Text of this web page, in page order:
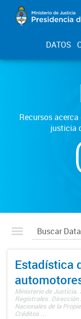
DATOS
Recursos
justicia
Estadística
Ministerio de Justicia.
Registrales. Dirección
Nacionales de la
Créditos ...